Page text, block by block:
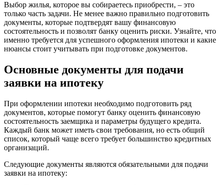
Выбор жилья, которое вы собираетесь приобрести, – это
только часть задачи. Не менее важно правильно подготовить
документы, которые подтвердят вашу финансовую
состоятельность и позволят банку оценить риски. Узнайте, что
именно требуется для успешного оформления ипотеки и какие
нюансы стоит учитывать при подготовке документов.
Основные документы для подачи
заявки на ипотеку
При оформлении ипотеки необходимо подготовить ряд
документов, которые помогут банку оценить финансовую
состоятельность заемщика и параметры будущего кредита.
Каждый банк может иметь свои требования, но есть общий
список, который чаще всего требует большинство кредитных
организаций.
Следующие документы являются обязательными для подачи
заявки на ипотеку: